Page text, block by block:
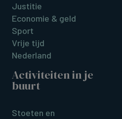
Justitie
Economie & geld
Sport
Vrije tijd
Nederland
Activiteiten in je
buurt
Stoeten en